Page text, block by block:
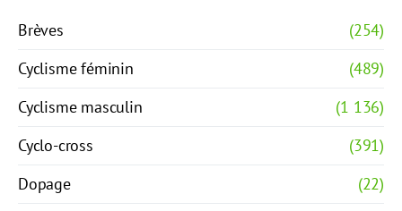
Brèves
(254)
Cyclisme féminin
(489)
Cyclisme masculin
(1 136)
Cyclo-cross
(391)
Dopage
(22)